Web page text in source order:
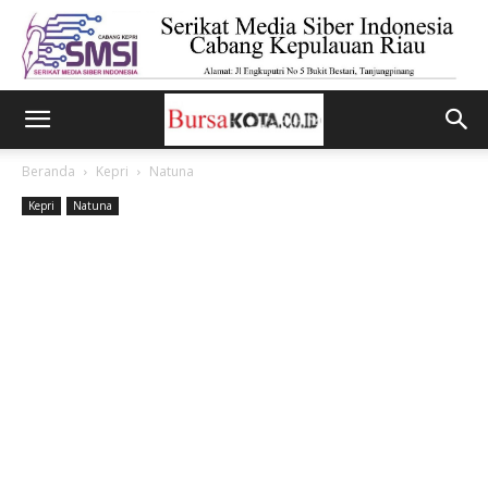
Beranda Kepri Natuna
Kepri Natuna